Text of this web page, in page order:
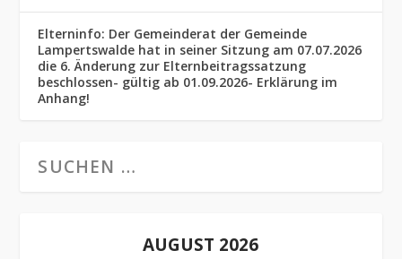
Elterninfo: Der Gemeinderat der Gemeinde
Lampertswalde hat in seiner Sitzung am 07.07.2026
die 6. Änderung zur Elternbeitragssatzung
beschlossen- gültig ab 01.09.2026- Erklärung im
Anhang!
AUGUST 2026